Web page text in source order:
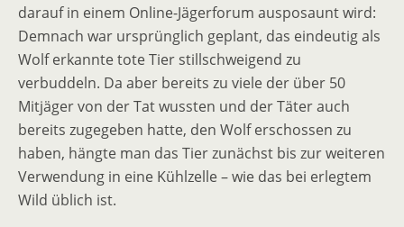
darauf in einem Online-Jägerforum ausposaunt wird:
Demnach war ursprünglich geplant, das eindeutig als
Wolf erkannte tote Tier stillschweigend zu
verbuddeln. Da aber bereits zu viele der über 50
Mitjäger von der Tat wussten und der Täter auch
bereits zugegeben hatte, den Wolf erschossen zu
haben, hängte man das Tier zunächst bis zur weiteren
Verwendung in eine Kühlzelle – wie das bei erlegtem
Wild üblich ist.